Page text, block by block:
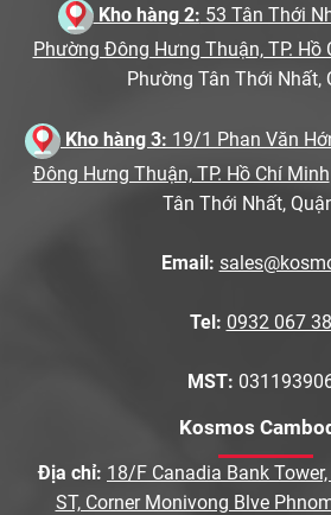
Kho hàng 2: 53 Tân Thới
Phường Đông Hưng Thuận, TP. Hồ
Phường Tân Thới Nhất,
Kho hàng 3: 19/1 Phan Văn
Đông Hưng Thuận, TP. Hồ Chí Minh
Tân Thới Nhất,
Email:
Tel: 0932 067
MST:
Kosmos
Địa chỉ: 18/F Canadia Bank
ST, Corner Monivong Blve